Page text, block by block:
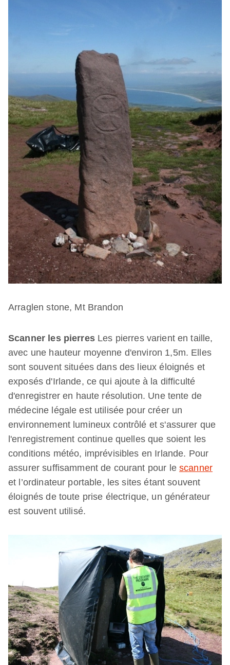
Arraglen stone, Mt Brandon
Scanner les pierresLes pierres varient en taille,
avec une hauteur moyenne d'environ 1,5m. Elles
sont souvent situées dans des lieux éloignés et
exposés d'Irlande, ce qui ajoute à la difficulté
d'enregistrer en haute résolution. Une tente de
médecine légale est utilisée pour créer un
environnement lumineux contrôlé et s'assurer que
l'enregistrement continue quelles que soient les
conditions météo, imprévisibles en Irlande. Pour
assurer suffisamment de courant pour le scanner
et l’ordinateur portable, les sites étant souvent
éloignés de toute prise électrique, un générateur
est souvent utilisé.